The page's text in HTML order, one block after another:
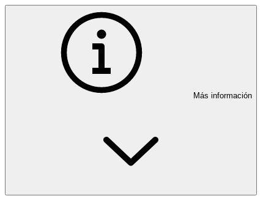
Más información